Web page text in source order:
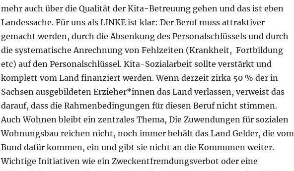
mehr auch über die Qualität der Kita-Betreuung gehen und das ist eben
Landessache. Für uns als LINKE ist klar: Der Beruf muss attraktiver
gemacht werden, durch die Absenkung des Personalschlüssels und durch
die systematische Anrechnung von Fehlzeiten (Krankheit, Fortbildung
etc) auf den Personalschlüssel. Kita-Sozialarbeit sollte verstärkt und
komplett vom Land finanziert werden. Wenn derzeit zirka 50 % der in
Sachsen ausgebildeten Erzieher*innen das Land verlassen, verweist das
darauf, dass die Rahmenbedingungen für diesen Beruf nicht stimmen.
Auch Wohnen bleibt ein zentrales Thema, Die Zuwendungen für sozialen
Wohnungsbau reichen nicht, noch immer behält das Land Gelder, die vom
Bund dafür kommen, ein und gibt sie nicht an die Kommunen weiter.
Wichtige Initiativen wie ein Zweckentfremdungsverbot oder eine